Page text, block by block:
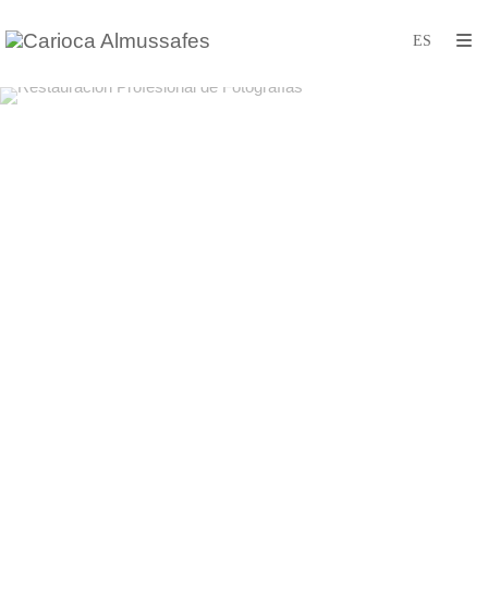
Restauración Profesional de Fotografías